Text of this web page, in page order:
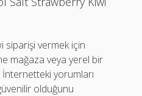
siparişi vermek için
mağaza veya yerel bir
İnternetteki yorumları
olduğunu